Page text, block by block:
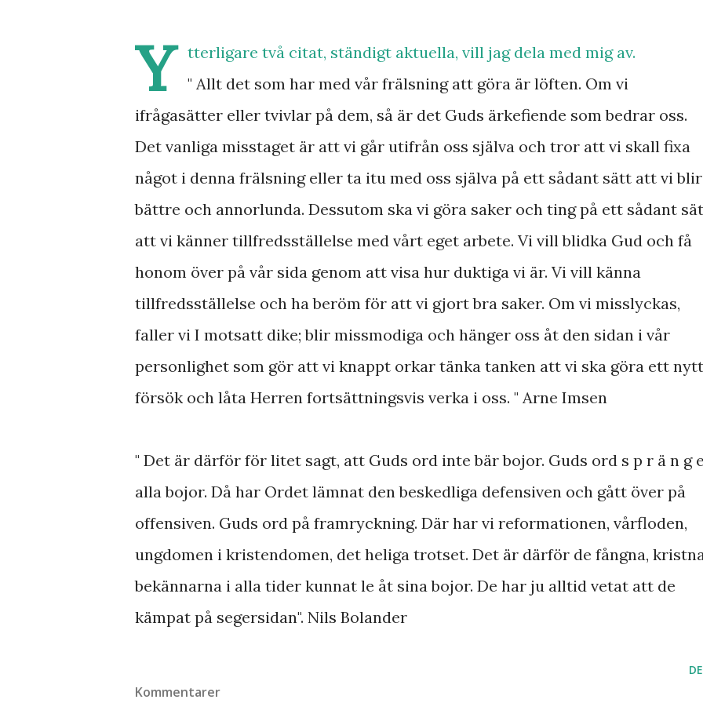
Y
tterligare två citat, ständigt aktuella, vill jag dela med mig av.
" Allt det som har med vår frälsning att göra är löften. Om vi
ifrågasätter eller tvivlar på dem, så är det Guds ärkefiende som bedrar oss.
Det vanliga misstaget är att vi går utifrån oss själva och tror att vi skall fixa
något i denna frälsning eller ta itu med oss själva på ett sådant sätt att vi blir
bättre och annorlunda. Dessutom ska vi göra saker och ting på ett sådant
att vi känner tillfredsställelse med vårt eget arbete. Vi vill blidka Gud och få
honom över på vår sida genom att visa hur duktiga vi är. Vi vill känna
tillfredsställelse och ha beröm för att vi gjort bra saker. Om vi misslyckas,
faller vi I motsatt dike; blir missmodiga och hänger oss åt den sidan i vår
personlighet som gör att vi knappt orkar tänka tanken att vi ska göra ett nytt
försök och låta Herren fortsättningsvis verka i oss. " Arne Imsen
" Det är därför för litet sagt, att Guds ord inte bär bojor. Guds ord s p r ä n g
alla bojor. Då har Ordet lämnat den beskedliga defensiven och gått över på
offensiven. Guds ord på framryckning. Där har vi reformationen, vårfloden,
ungdomen i kristendomen, det heliga trotset. Det är därför de fångna,
bekännarna i alla tider kunnat le åt sina bojor. De har ju alltid vetat att de
kämpat på segersidan". Nils Bolander
Kommentarer